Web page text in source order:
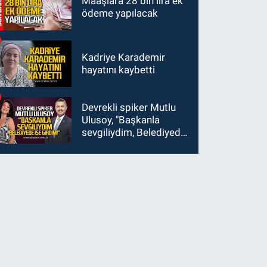
ödeme yapılacak
Kadriye Karademir
hayatını kaybetti
Devrekli spiker Mutlu
Ulusoy, "Başkanla
sevgiliydim, Belediyede